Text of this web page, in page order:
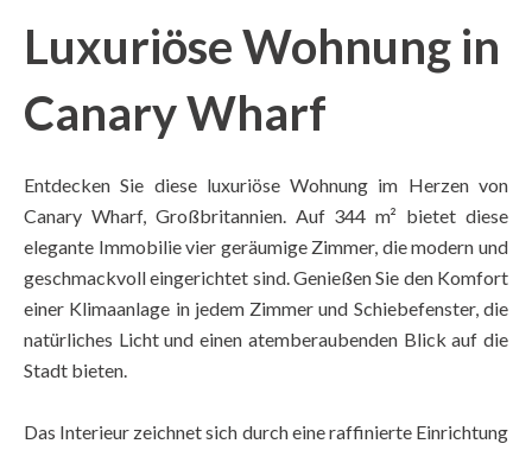
Luxuriöse Wohnung in
Canary Wharf
Entdecken Sie diese luxuriöse Wohnung im Herzen von
Canary Wharf, Großbritannien. Auf 344 m² bietet diese
elegante Immobilie vier geräumige Zimmer, die modern und
geschmackvoll eingerichtet sind. Genießen Sie den Komfort
einer Klimaanlage in jedem Zimmer und Schiebefenster, die
natürliches Licht und einen atemberaubenden Blick auf die
Stadt bieten.
Das Interieur zeichnet sich durch eine raffinierte Einrichtung